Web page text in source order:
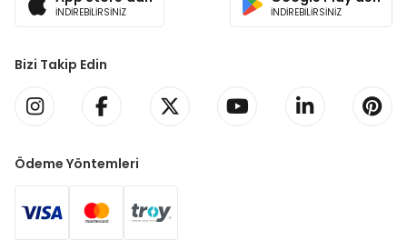
İNDİREBİLİRSİNİZ İNDİREBİLİRSİNİZ
Bizi Takip Edin
Ödeme Yöntemleri